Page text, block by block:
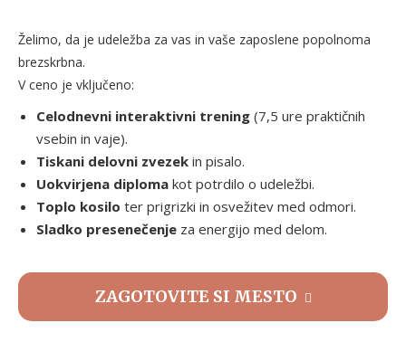
Želimo, da je udeležba za vas in vaše zaposlene popolnoma
brezskrbna.
V ceno je vključeno:
Celodnevni interaktivni trening (7,5 ure praktičnih
vsebin in vaje).
Tiskani delovni zvezek in pisalo.
Uokvirjena diploma kot potrdilo o udeležbi.
Toplo kosilo ter prigrizki in osvežitev med odmori.
Sladko presenečenje za energijo med delom.
ZAGOTOVITE SI MESTO